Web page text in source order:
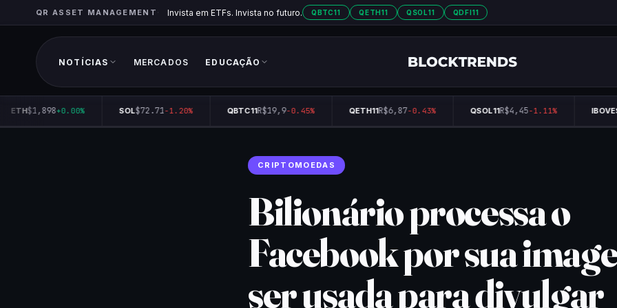
QR ASSET MANAGEMENT Invista em ETFs. Invista no futuro. QBTC11 QETH11 QSOL11 QDFI11
NOTÍCIAS MERCADOS EDUCAÇÃO
ETH$1,898+0.00% SOL$72.71-1.20% QBTC11R$19,9-0.45% QETH11R$6,87-0.43% QSOL11R$4,45-1.11%
CRIPTOMOEDAS
Bilionário processa o
Facebook por sua
ser usada para divulgar